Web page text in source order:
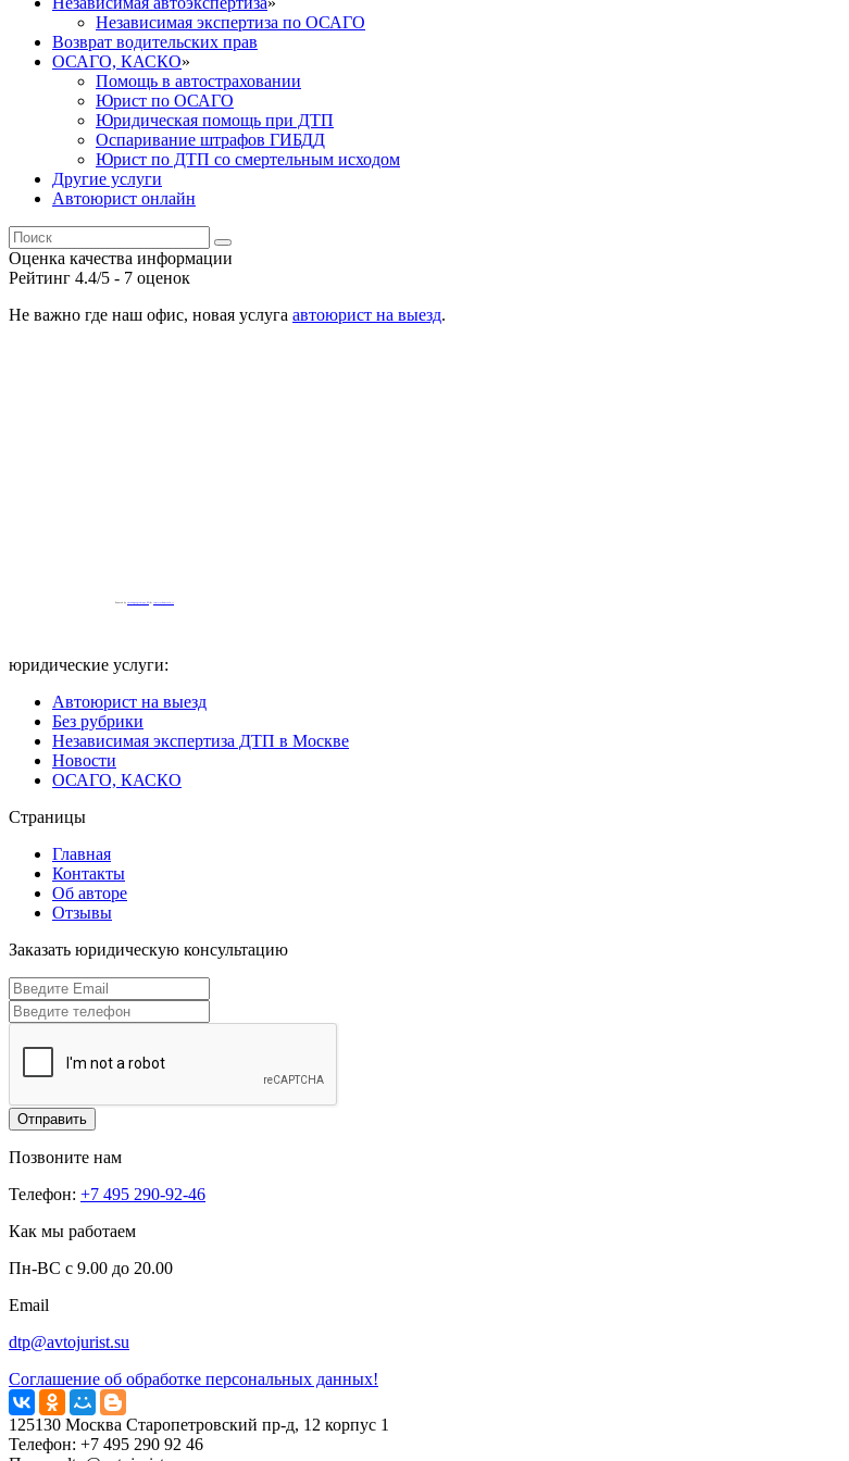
Независимая экспертиза по ОСАГО
Возврат водительских прав
ОСАГО, КАСКО»
Помощь в автостраховании
Юрист по ОСАГО
Юридическая помощь при ДТП
Оспаривание штрафов ГИБДД
Юрист по ДТП со смертельным исходом
Другие услуги
Автоюрист онлайн
Оценка качества информации
Рейтинг 4.4/5 - 7 оценок
Не важно где наш офис, новая услуга автоюрист на выезд.
юридические услуги:
Автоюрист на выезд
Без рубрики
Независимая экспертиза ДТП в Москве
Новости
ОСАГО, КАСКО
Страницы
Главная
Контакты
Об авторе
Отзывы
Заказать юридическую консультацию
Отправить
Позвоните нам
Телефон: +7 495 290-92-46
Как мы работаем
Пн-ВС с 9.00 до 20.00
Email
dtp@avtojurist.su
Соглашение об обработке персональных данных!
125130 Москва Старопетровский пр-д, 12 корпус 1
Телефон: +7 495 290 92 46